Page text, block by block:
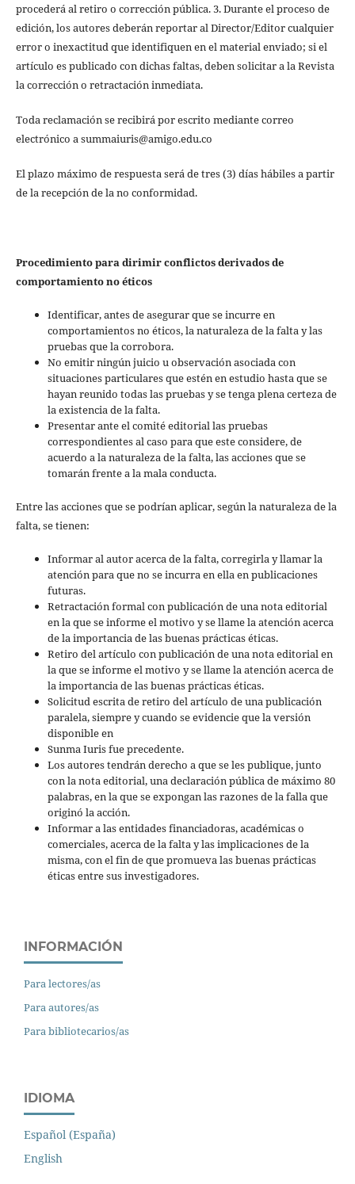
procederá al retiro o corrección pública. 3. Durante el proceso de
edición, los autores deberán reportar al Director/Editor cualquier
error o inexactitud que identifiquen en el material enviado; si el
artículo es publicado con dichas faltas, deben solicitar a la Revista
la corrección o retractación inmediata.
Toda reclamación se recibirá por escrito mediante correo
electrónico a summaiuris@amigo.edu.co
El plazo máximo de respuesta será de tres (3) días hábiles a partir
de la recepción de la no conformidad.
Procedimiento para dirimir conflictos derivados de
comportamiento no éticos
Identificar, antes de asegurar que se incurre en
comportamientos no éticos, la naturaleza de la falta y las
pruebas que la corrobora.
No emitir ningún juicio u observación asociada con
situaciones particulares que estén en estudio hasta que se
hayan reunido todas las pruebas y se tenga plena certeza de
la existencia de la falta.
Presentar ante el comité editorial las pruebas
correspondientes al caso para que este considere, de
acuerdo a la naturaleza de la falta, las acciones que se
tomarán frente a la mala conducta.
Entre las acciones que se podrían aplicar, según la naturaleza de la
falta, se tienen:
Informar al autor acerca de la falta, corregirla y llamar la
atención para que no se incurra en ella en publicaciones
futuras.
Retractación formal con publicación de una nota editorial
en la que se informe el motivo y se llame la atención acerca
de la importancia de las buenas prácticas éticas.
Retiro del artículo con publicación de una nota editorial en
la que se informe el motivo y se llame la atención acerca de
la importancia de las buenas prácticas éticas.
Solicitud escrita de retiro del artículo de una publicación
paralela, siempre y cuando se evidencie que la versión
disponible en
Sunma Iuris fue precedente.
Los autores tendrán derecho a que se les publique, junto
con la nota editorial, una declaración pública de máximo 80
palabras, en la que se expongan las razones de la falla que
originó la acción.
Informar a las entidades financiadoras, académicas o
comerciales, acerca de la falta y las implicaciones de la
misma, con el fin de que promueva las buenas prácticas
éticas entre sus investigadores.
INFORMACIÓN
Para lectores/as
Para autores/as
Para bibliotecarios/as
IDIOMA
Español (España)
English